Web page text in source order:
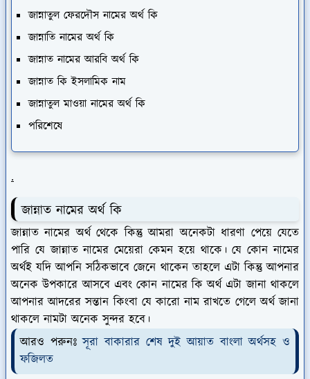
জান্নাতুল ফেরদৌস নামের অর্থ কি
জান্নাতি নামের অর্থ কি
জান্নাত নামের আরবি অর্থ কি
জান্নাত কি ইসলামিক নাম
জান্নাতুল মাওয়া নামের অর্থ কি
পরিশেষে
.
জান্নাত নামের অর্থ কি
জান্নাত নামের অর্থ থেকে কিন্তু আমরা অনেকটা ধারণা পেয়ে যেতে
পারি যে জান্নাত নামের মেয়েরা কেমন হয়ে থাকে। যে কোন নামের
অর্থই যদি আপনি সঠিকভাবে জেনে থাকেন তাহলে এটা কিন্তু আপনার
অনেক উপকারে আসবে এবং কোন নামের কি অর্থ এটা জানা থাকলে
আপনার আদরের সন্তান কিংবা যে কারো নাম রাখতে গেলে অর্থ জানা
থাকলে নামটা অনেক সুন্দর হবে।
আরও পরুনঃসূরা বাকারার শেষ দুই আয়াত বাংলা অর্থসহ ও
ফজিলত